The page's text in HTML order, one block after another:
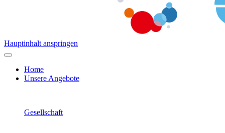
Hauptinhalt anspringen
Home
Unsere Angebote
Gesellschaft